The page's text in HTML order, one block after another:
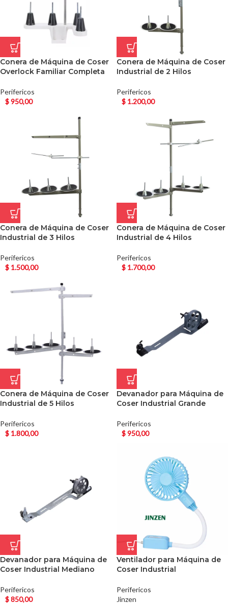
Conera de Máquina de Coser
Overlock Familiar Completa
Perifericos
$950,00
Conera de Máquina de Coser
Industrial de 2 Hilos
Perifericos
$ 1.200,00
Conera de Máquina de Coser
Industrial de 3 Hilos
Perifericos
$ 1.500,00
Conera de Máquina de Coser
Industrial de 4 Hilos
Perifericos
$ 1.700,00
Conera de Máquina de Coser
Industrial de 5 Hilos
Perifericos
$ 1.800,00
Devanador para Máquina de
Coser Industrial Grande
Perifericos
$950,00
Devanador para Máquina de
Coser Industrial Mediano
Perifericos
$850,00
Ventilador para Máquina de
Coser Industrial
Perifericos
Jinzen